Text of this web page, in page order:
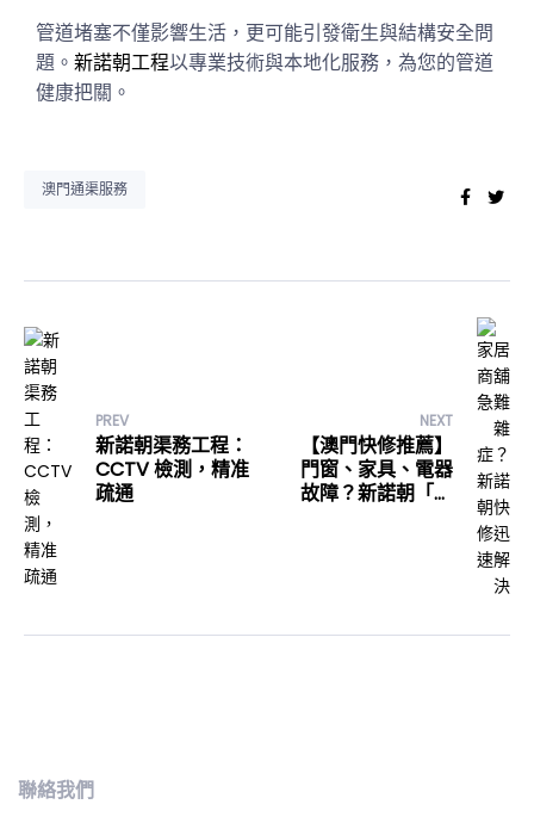
管道堵塞不僅影響生活，更可能引發衛生與結構安全問
題。 新諾朝工程以專業技術與本地化服務，為您的管道
健康把關。
澳門通渠服務
PREV
新諾朝渠務工程：
CCTV 檢測，精准
疏通
NEXT
【澳門快修推薦】
門窗、家具、電器
故障？新諾朝「一
聯絡我們